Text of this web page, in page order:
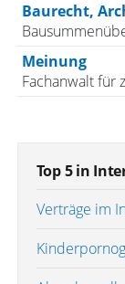
Baurecht,
Meinung
Fachanwalt für
Top 5 in
Verträge im